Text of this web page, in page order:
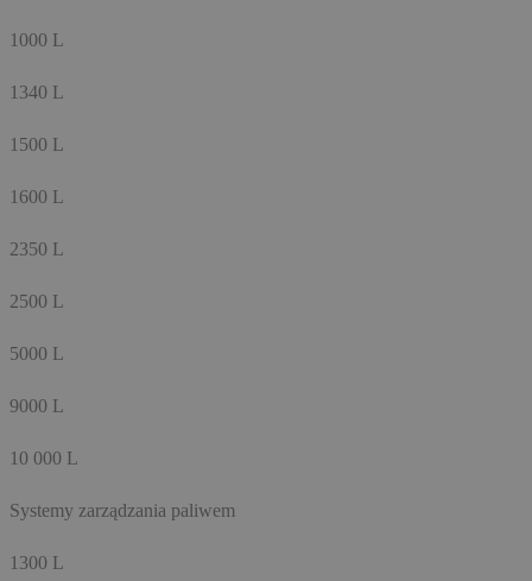
1000 L
1340 L
1500 L
1600 L
2350 L
2500 L
5000 L
9000 L
10 000 L
Systemy zarządzania paliwem
1300 L